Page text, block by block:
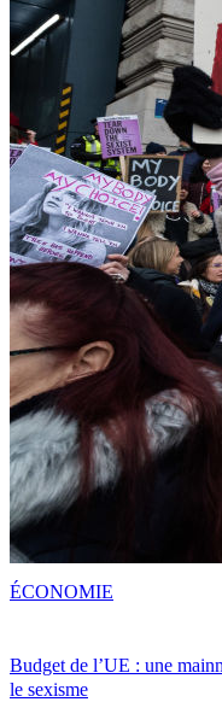
Budget de l’UE : une
le sexisme
ÉCONOMIE